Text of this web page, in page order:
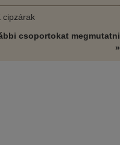
cipzárak
csoportokat megmutatni
»